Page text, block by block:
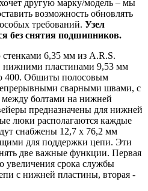
другую марку/модель – мы
возможность обновлять
требований. Узел
без снятия подшипников.
стенками 6,35 мм из A.R.S.
нижними пластинами 9,53 мм
400. Обшиты полосовым
сварными швами, с
болтами на нижней
предназначены для нижней
люки располагаются каждые
снабжены 12,7 x 76,2 мм
для поддержки цепи. Эти
две важные функции. Первая
увеличения срока службы
с нижней пластины, вторая -